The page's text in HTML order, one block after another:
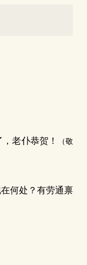
老仆恭贺！
（敬
何处？有劳通禀